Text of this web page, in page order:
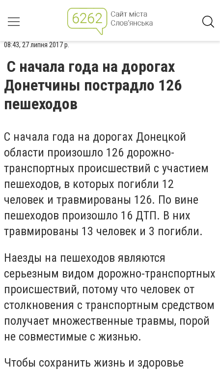
08:43, 27 липня 2017 р.
С начала года на дорогах
Донетчины пострадло 126
пешеходов
С начала года на дорогах Донецкой
области произошло 126 дорожно-
транспортных происшествий с участием
пешеходов, в которых погибли 12
человек и травмированы 126. По вине
пешеходов произошло 16 ДТП. В них
травмированы 13 человек и 3 погибли.
Наезды на пешеходов являются
серьезным видом дорожно-транспортных
происшествий, потому что человек от
столкновения с транспортным средством
получает множественные травмы, порой
не совместимые с жизнью.
Чтобы сохранить жизнь и здоровье